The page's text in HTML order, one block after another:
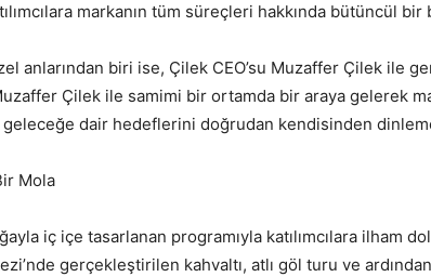
markanın tüm süreçleri hakkında bütüncül bir
anlarından biri ise, Çilek CEO’su Muzaffer Çilek ile
Çilek ile samimi bir ortamda bir araya gelerek
dair hedeflerini doğrudan kendisinden
Mola
iç içe tasarlanan programıyla katılımcılara ilham
gerçekleştirilen kahvaltı, atlı göl turu ve